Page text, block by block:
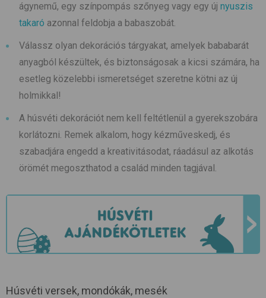
ágynemű, egy színpompás szőnyeg vagy egy új nyuszis
takaró azonnal feldobja a babaszobát.
Válassz olyan dekorációs tárgyakat, amelyek bababarát
anyagból készültek, és biztonságosak a kicsi számára, ha
esetleg közelebbi ismeretséget szeretne kötni az új
holmikkal!
A húsvéti dekorációt nem kell feltétlenül a gyerekszobára
korlátozni. Remek alkalom, hogy kézműveskedj, és
szabadjára engedd a kreativitásodat, ráadásul az alkotás
örömét megoszthatod a család minden tagjával.
Húsvéti versek, mondókák, mesék